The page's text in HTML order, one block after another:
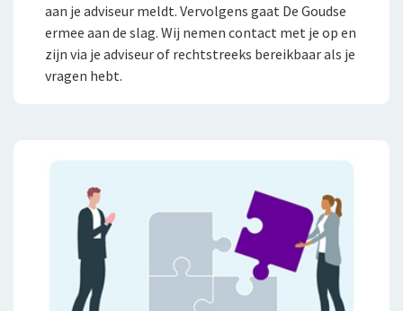
aan je adviseur meldt. Vervolgens gaat De Goudse
ermee aan de slag. Wij nemen contact met je op en
zijn via je adviseur of rechtstreeks bereikbaar als je
vragen hebt.